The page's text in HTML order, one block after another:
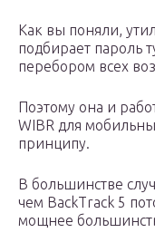
Как вы поняли,
подбирает пароль
перебором всех
Поэтому она и
WIBR для
принципу.
В большинстве
чем BackTrack 5
мощнее